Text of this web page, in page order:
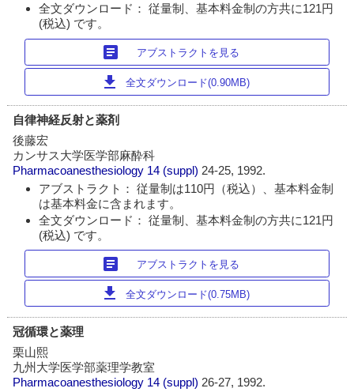
全文ダウンロード： 従量制、基本料金制の方共に121円
(税込) です。
article アブストラクトを見る
download 全文ダウンロード(0.90MB)
自律神経反射と薬剤
後藤宏
カンサス大学医学部麻酔科
Pharmacoanesthesiology 14 (suppl) 24-25, 1992.
アブストラクト： 従量制は110円（税込）、基本料金制
は基本料金に含まれます。
全文ダウンロード： 従量制、基本料金制の方共に121円
(税込) です。
article アブストラクトを見る
download 全文ダウンロード(0.75MB)
冠循環と薬理
栗山熙
九州大学医学部薬理学教室
Pharmacoanesthesiology 14 (suppl) 26-27, 1992.